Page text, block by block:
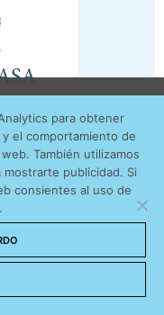
para obtener
el comportamiento de
También utilizamos
publicidad. Si
consientes al uso de
los servicios que
preferencias y
cookies que